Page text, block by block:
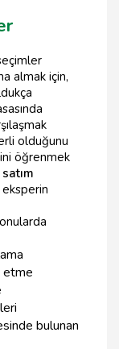
almak için,
olduğunu
öğrenmek
etme
bulunan